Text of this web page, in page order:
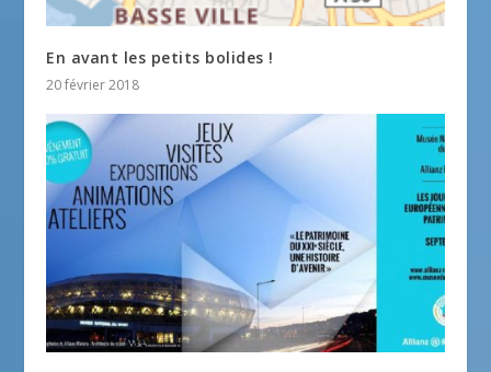
En avant les petits bolides !
20 février 2018